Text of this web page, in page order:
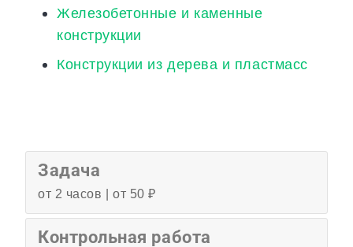
Железобетонные и каменные
конструкции
Конструкции из дерева и пластмасс
Задача
от 2 часов | от 50 ₽
Контрольная работа